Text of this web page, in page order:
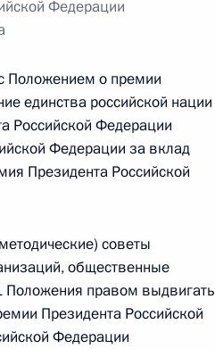
Россия»
Федерации
Положением о премии
единства российской нации
Российской Федерации
Федерации за вклад
Президента Российской
советы
общественные
Положения правом выдвигать
Президента Российской
Федерации